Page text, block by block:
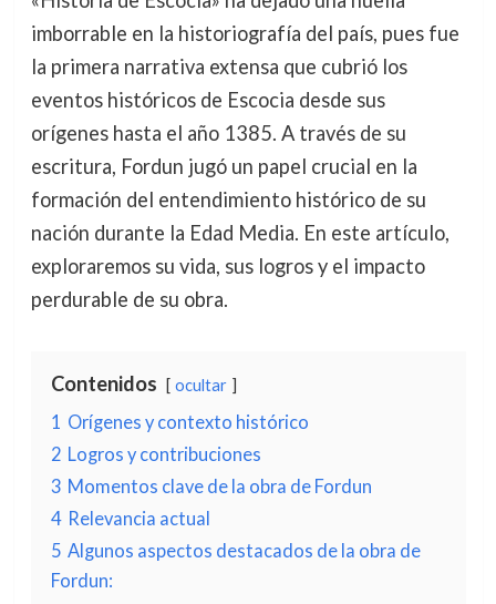
imborrable en la historiografía del país, pues fue
la primera narrativa extensa que cubrió los
eventos históricos de Escocia desde sus
orígenes hasta el año 1385. A través de su
escritura, Fordun jugó un papel crucial en la
formación del entendimiento histórico de su
nación durante la Edad Media. En este artículo,
exploraremos su vida, sus logros y el impacto
perdurable de su obra.
Contenidos ocultar
1 Orígenes y contexto histórico
2 Logros y contribuciones
3 Momentos clave de la obra de Fordun
4 Relevancia actual
5 Algunos aspectos destacados de la obra de
Fordun: